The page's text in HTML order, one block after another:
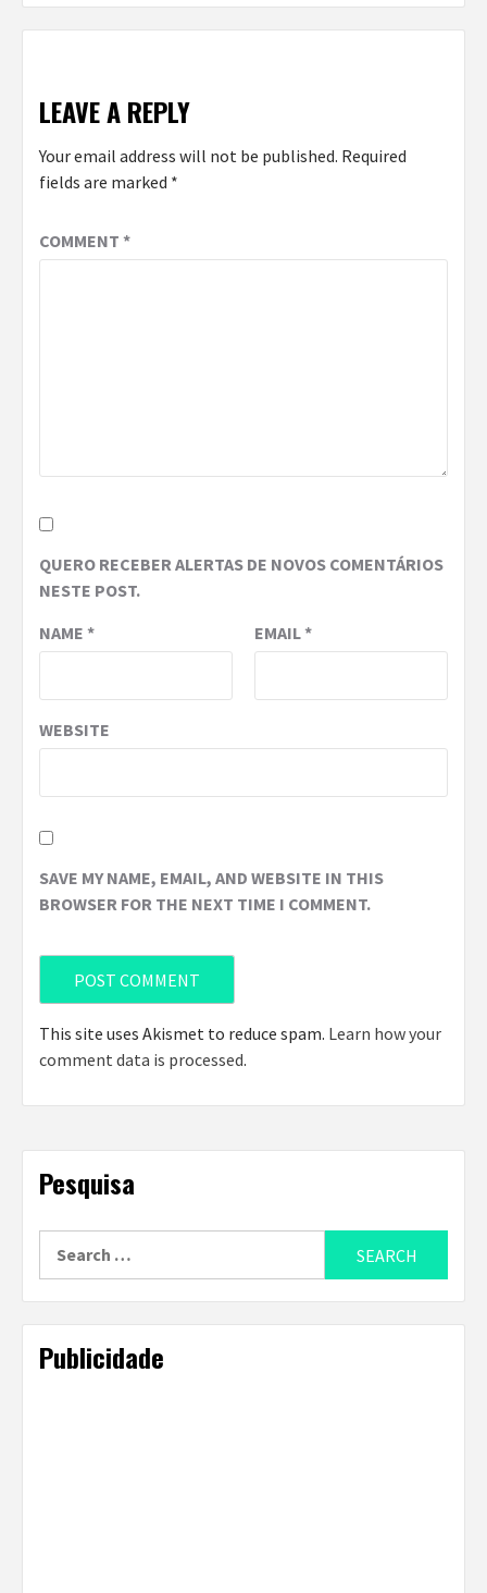
LEAVE A REPLY
Your email address will not be published. Required
fields are marked *
COMMENT *
QUERO RECEBER ALERTAS DE NOVOS COMENTÁRIOS
NESTE POST.
NAME * EMAIL*
WEBSITE
SAVE MY NAME, EMAIL, AND WEBSITE IN THIS
BROWSER FOR THE NEXT TIME I COMMENT.
This site uses Akismet to reduce spam. Learn how your
comment data is processed.
Pesquisa
Publicidade